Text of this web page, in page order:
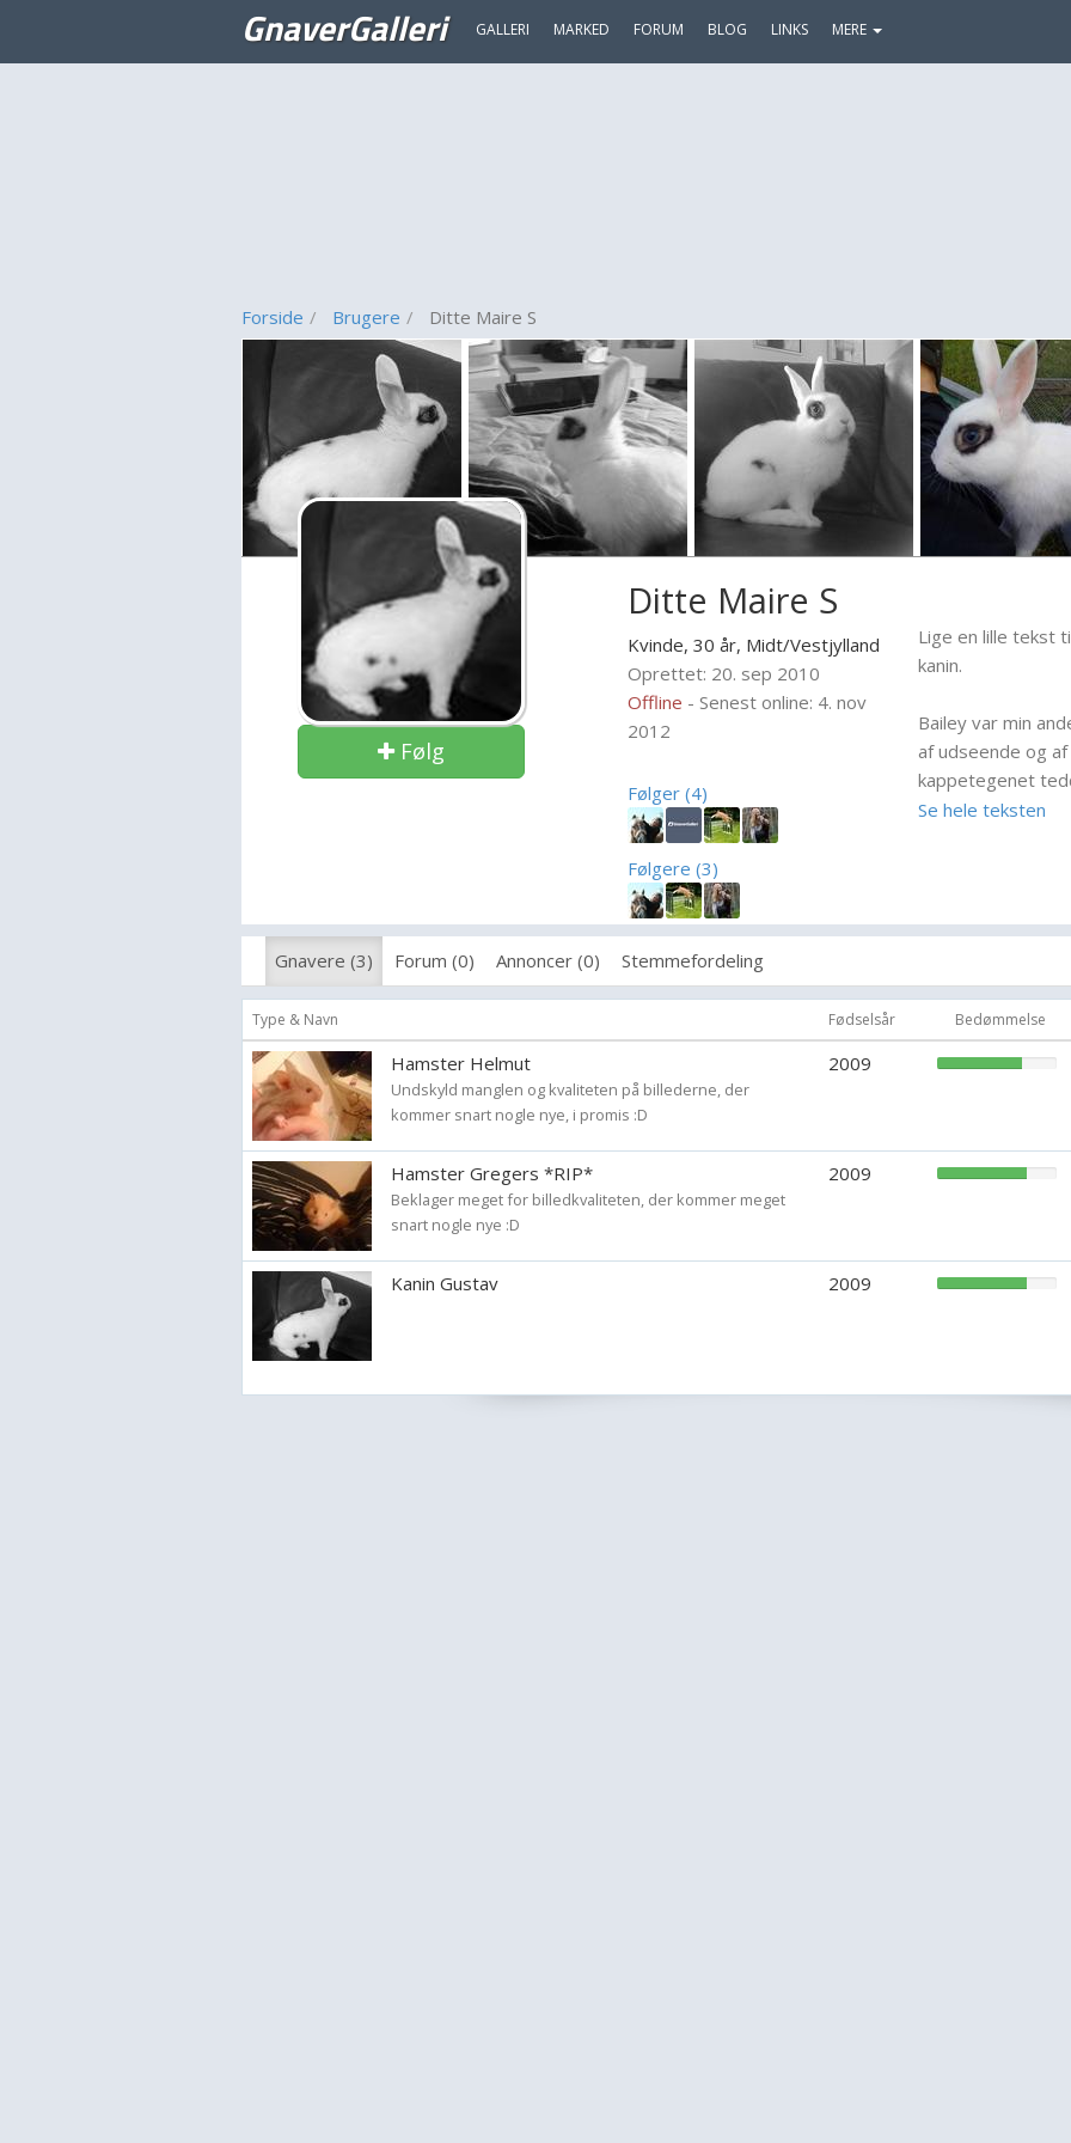
GnaverGalleri GALLERI MARKED FORUM BLOG LINKS MERE
Forside Brugere Ditte Maire S
Følg
Ditte Maire S
Kvinde, 30 år, Midt/Vestjylland
Oprettet: 20. sep 2010
Offline - Senest online: 4. nov
2012
Følger (4)
Følgere (3)
Lige en lille tekst
kanin.
Bailey var min
af udseende og
kappetegenet
Jeg fandt hende
men på den
Bailey var en
meget rar. Vi
gammel hun var
Hun blev drægtig
men den
Se hele teksten
Gnavere (3) Forum (0) Annoncer (0) Stemmefordeling
Type & Navn Fødselsår Bedømmelse
Hamster Helmut
Undskyld manglen og kvaliteten på billederne, der
kommer snart nogle nye, i promis :D
2009
Hamster Gregers *RIP*
Beklager meget for billedkvaliteten, der kommer meget
snart nogle nye :D
2009
Kanin Gustav 2009